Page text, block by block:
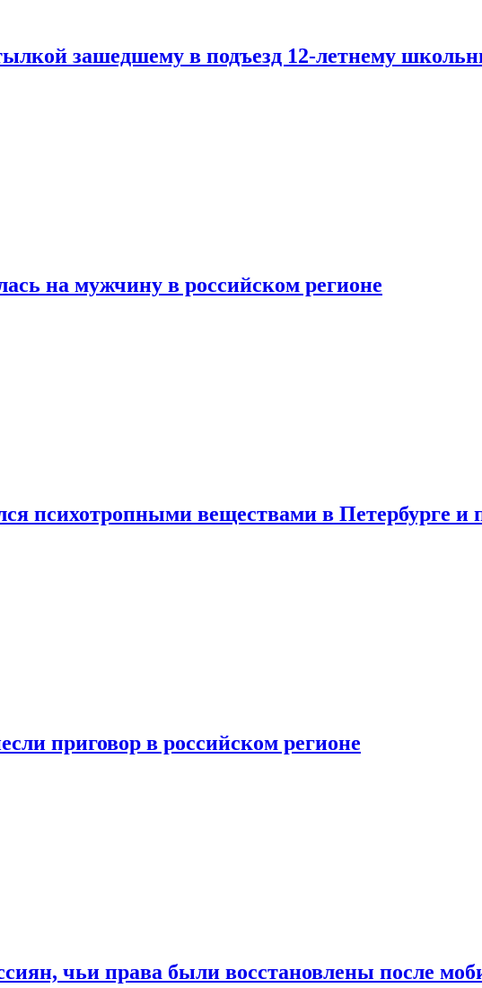
зашедшему в подъезд 12-летнему
на мужчину в российском регионе
психотропными веществами в Петербурге
приговор в российском регионе
чьи права были восстановлены после